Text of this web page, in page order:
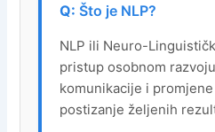
Što je NLP?
NLP ili Neuro-
pristup osobnom
komunikacije i
postizanje željenih